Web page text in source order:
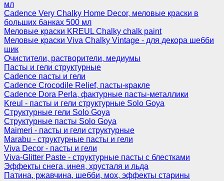
мл
Cadence Very Chalky Home Decor, меловые краски в
больших банках 500 мл
Меловые краски KREUL Chalky chalk paint
Меловые краски Viva Chalky Vintage - для декора шебби
шик
Очистители, растворители, медиумы
Пасты и гели структурные
Cadence пасты и гели
Cadence Crocodile Relief, пасты-кракле
Cadence Dora Perla, фактурные пасты-металлики
Kreul - пасты и гели структурные Solo Goya
Структурные гели Solo Goya
Структурные пасты Solo Goya
Maimeri - пасты и гели структурные
Marabu - структурные пасты и гели
Viva Decor - пасты и гели
Viva-Glitter Paste - структурные пасты с блестками
Эффекты снега, инея, хрусталя и льда
Патина, ржавчина, шебби, мох, эффекты старины